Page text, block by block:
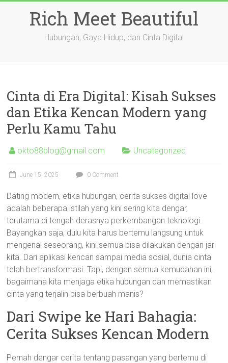
Rich Meet Beautiful
Hubungan, Gaya Hidup, dan Cinta Digital
Cinta di Era Digital: Kisah Sukses
dan Etika Kencan Modern yang
Perlu Kamu Tahu
okto88blog@gmail.com Uncategorized
June 15, 2025 0 Comment
Dating modern, etika hubungan, cerita sukses digital love
adalah beberapa istilah yang kini sering kita dengar,
terutama di tengah derasnya perkembangan teknologi.
Bayangkan saja, dulu kita harus bertemu langsung untuk
mengenal seseorang, kini semua bisa dilakukan dengan jari
kita. Dari aplikasi kencan sampai media sosial, dunia cinta
telah bertransformasi. Tapi, dengan semua kemudahan ini,
bagaimana kita menjaga etika hubungan dan memastikan
cinta yang terjalin bisa berbuah manis?
Dari Swipe ke Hari Bahagia:
Cerita Sukses Kencan Modern
Pernah dengar cerita tentang pasangan yang bertemu di